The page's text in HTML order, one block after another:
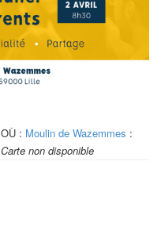
OÙ : Moulin de Wazemmes :
Carte non disponible